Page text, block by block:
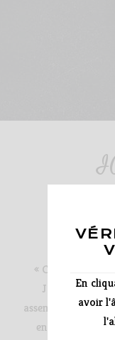
« Clair de Rose
Jamelles. Une
assemblage de
en résulte un
En
avoir